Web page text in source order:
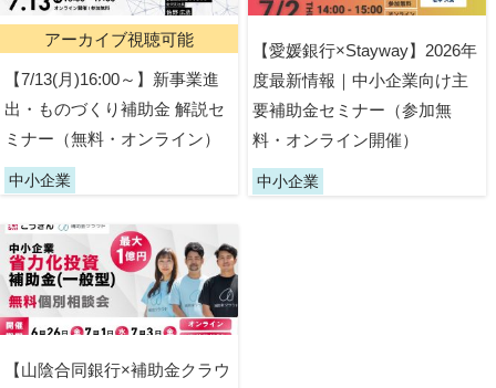
アーカイブ視聴可能
【7/13(月)16:00～】新事業進
出・ものづくり補助金 解説セ
ミナー（無料・オンライン）
中小企業
【愛媛銀行×Stayway】2026年
度最新情報｜中小企業向け主
要補助金セミナー（参加無
料・オンライン開催）
中小企業
【山陰合同銀行×補助金クラウ